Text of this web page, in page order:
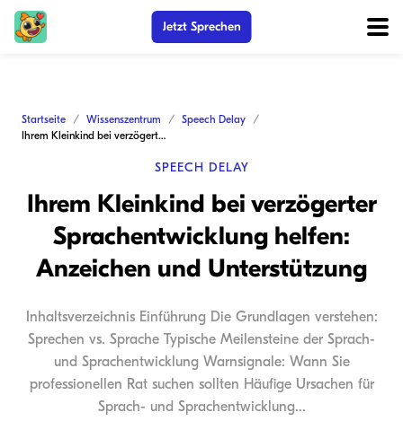
Jetzt Sprechen
Startseite Wissenszentrum
Speech Delay
Ihrem Kleinkind bei verzögerter Sprachentwicklung helfen: Anzeichen und Unterstützung
SPEECH DELAY
Ihrem Kleinkind bei verzögerter
Sprachentwicklung helfen:
Anzeichen und Unterstützung
Inhaltsverzeichnis Einführung Die Grundlagen verstehen:
Sprechen vs. Sprache Typische Meilensteine der Sprach-
und Sprachentwicklung Warnsignale: Wann Sie
professionellen Rat suchen sollten Häufige Ursachen für
Sprach- und Sprachentwicklung...